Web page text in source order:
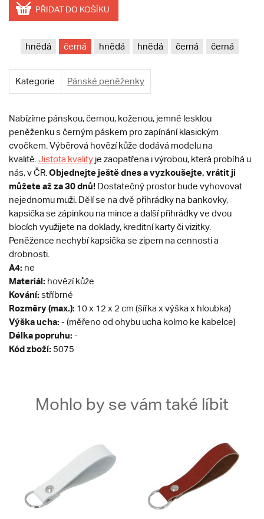
PŘIDAT DO KOŠÍKU
hnědá černá hnědá hnědá černá černá
Kategorie Pánské peněženky
Nabízíme pánskou, černou, koženou, jemně lesklou
peněženku s černým páskem pro zapínání klasickým
cvočkem. Výběrová hovězí kůže dodává modelu na
kvalitě. Jistota kvality je zaopatřena i výrobou, která probíhá u
nás, v ČR. Objednejte ještě dnes a vyzkoušejte, vrátit ji
můžete až za 30 dnů! Dostatečný prostor bude vyhovovat
nejednomu muži. Dělí se na dvě přihrádky na bankovky,
kapsička se zápinkou na mince a další přihrádky ve dvou
blocích využijete na doklady, kreditní karty či vizitky.
Peněžence nechybí kapsička se zipem na cennosti a
drobnosti.
A4: ne
Materiál: hovězí kůže
Kování: stříbrné
Rozměry (max.): 10 x 12 x 2 cm (šířka x výška x hloubka)
Výška ucha: - (měřeno od ohybu ucha kolmo ke kabelce)
Délka popruhu: -
Kód zboží: 5075
Mohlo by se vám také líbit